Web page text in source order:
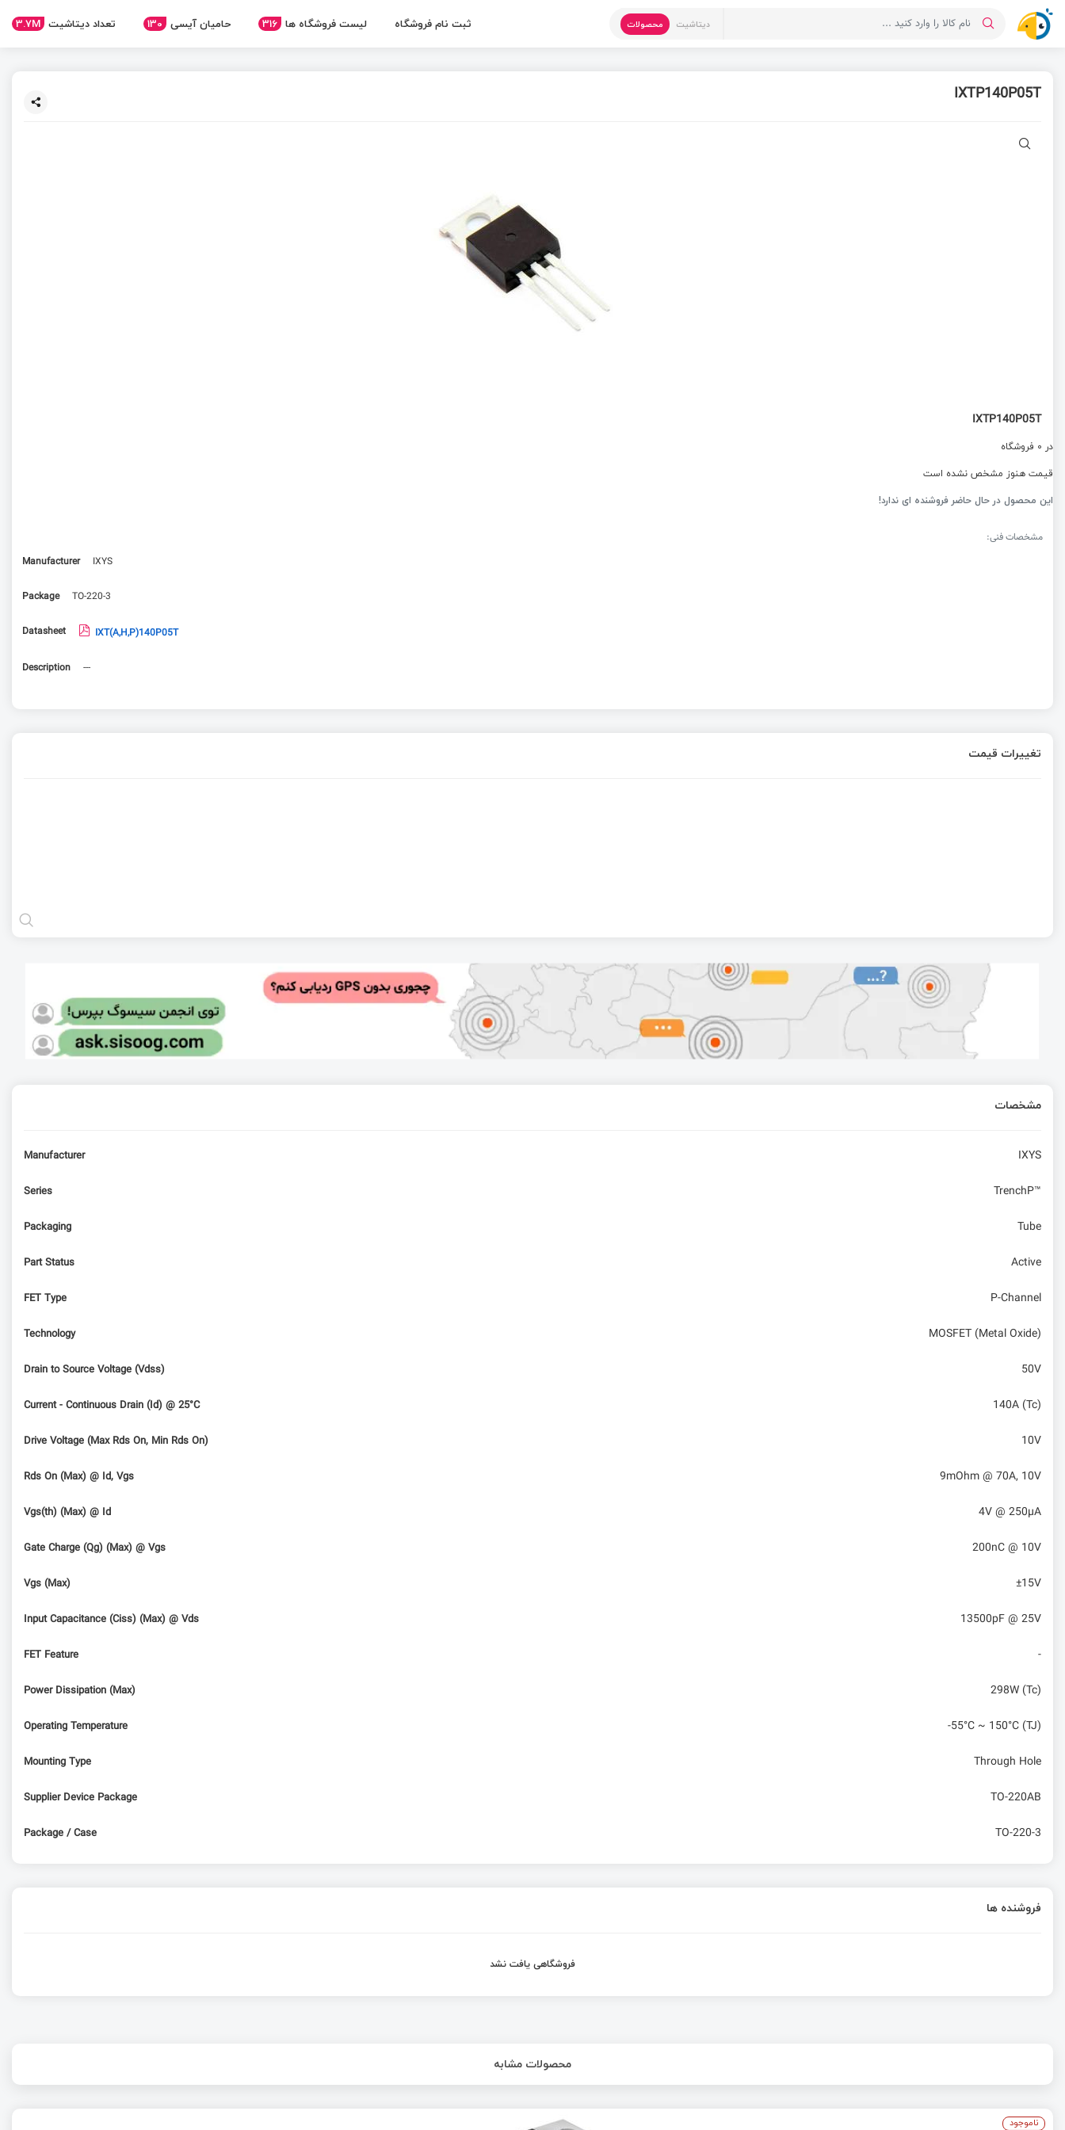
دیتاشیت محصولات ثبت نام فروشگاه لیست فروشگاه ها 316 حامیان آیسی 130 تعداد دیتاشیت 3.7M
IXTP140P05T
IXTP140P05T
در 0 فروشگاه
قیمت هنوز مشخص نشده است
این محصول در حال حاضر فروشنده ای ندارد!
مشخصات فنی:
Manufacturer
IXYS
Package TO-220-3
Datasheet IXT(A,H,P)140P05T
Description ---
تغییرات قیمت
مشخصات
Manufacturer IXYS
Series TrenchP™
Packaging Tube
Part Status Active
FET Type P-Channel
Technology MOSFET (Metal Oxide)
Drain to Source Voltage (Vdss) 50V
Current - Continuous Drain (Id) @ 25°C 140A (Tc)
Drive Voltage (Max Rds On, Min Rds On) 10V
Rds On (Max) @ Id, Vgs 9mOhm @ 70A, 10V
Vgs(th) (Max) @ Id 4V @ 250µA
Gate Charge (Qg) (Max) @ Vgs 200nC @ 10V
Vgs (Max) ±15V
Input Capacitance (Ciss) (Max) @ Vds 13500pF @ 25V
FET Feature -
Power Dissipation (Max) 298W (Tc)
Operating Temperature -55°C ~ 150°C (TJ)
Mounting Type Through Hole
Supplier Device Package TO-220AB
Package / Case TO-220-3
فروشنده ها
فروشگاهی یافت نشد
محصولات مشابه
ناموجود